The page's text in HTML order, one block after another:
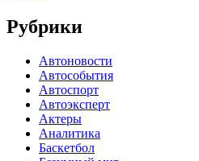
Рубрики
Автоновости
Автособытия
Автоспорт
Автоэксперт
Актеры
Аналитика
Баскетбол